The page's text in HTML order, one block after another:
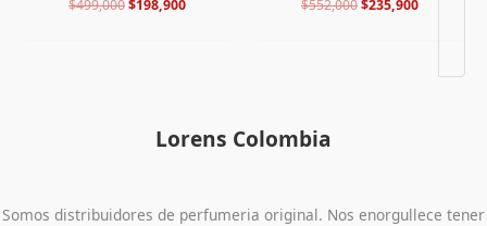
$499,000$198,900 $552,000$235,900
Lorens Colombia
Somos distribuidores de perfumeria original. Nos enorgullece tener